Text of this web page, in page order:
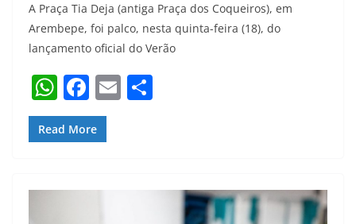
A Praça Tia Deja (antiga Praça dos Coqueiros), em
Arembepe, foi palco, nesta quinta-feira (18), do
lançamento oficial do Verão
W
h
at
A
F
a
c
b
E
Read More